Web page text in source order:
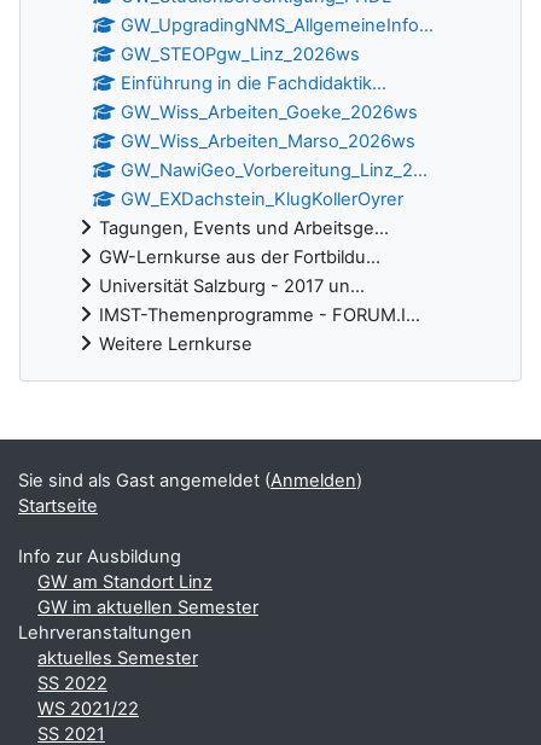
GW_UpgradingNMS_AllgemeineInfo...
GW_STEOPgw_Linz_2026ws
Einführung in die Fachdidaktik...
GW_Wiss_Arbeiten_Goeke_2026ws
GW_Wiss_Arbeiten_Marso_2026ws
GW_NawiGeo_Vorbereitung_Linz_2...
GW_EXDachstein_KlugKollerOyrer
Tagungen, Events und Arbeitsge...
GW-Lernkurse aus der Fortbildu...
Universität Salzburg - 2017 un...
IMST-Themenprogramme - FORUM.I...
Weitere Lernkurse
Ergänzungsblöcke
Sie sind als Gast angemeldet (Anmelden)
Startseite
Info zur Ausbildung
GW am Standort Linz
GW im aktuellen Semester
Lehrveranstaltungen
aktuelles Semester
SS 2022
WS 2021/22
SS 2021